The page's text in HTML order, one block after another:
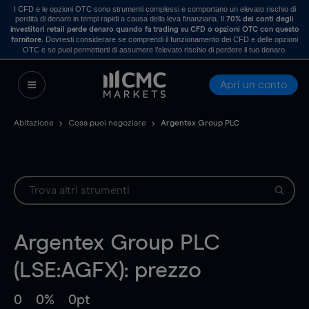
I CFD e le opzioni OTC sono strumenti complessi e comportano un elevato rischio di
perdita di denaro in tempi rapidi a causa della leva finanziaria. Il70% dei conti degli
investitori retail perde denaro quando fa trading su CFD o opzioni OTC con questo
fornitore . Dovresti considerare se comprendi il funzionamento dei CFD e delle opzioni
OTC e se puoi permetterti di assumere l’elevato rischio di perdere il tuo denaro.
Apri un conto
Abitazione Cosa puoi negoziare Argentex Group PLC
Argentex Group PLC
(LSE:AGFX): prezzo
0 0% 0pt